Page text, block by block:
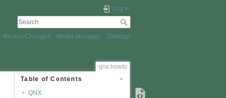
Log In
Recent Changes Media Manager Sitemap
qnx:howto
Table of Contents
QNX